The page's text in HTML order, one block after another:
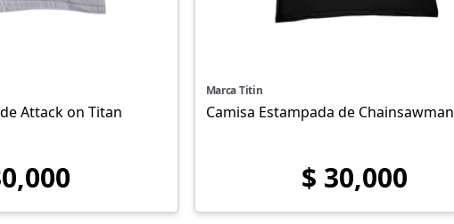
Attack on Titan
Marca Titin
Camisa Estampada de Chainsawman
$ 30,000